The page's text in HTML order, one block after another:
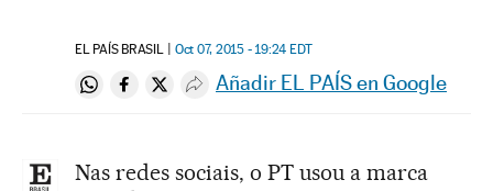
EL PAÍS BRASIL Oct 07, 2015 - 19:24 EDT
Compartir en Whatsapp
Compartir en Facebook
Compartir en Twitter
Desplegar Redes Sociales
Añadir EL PAÍS en Google
Nas redes sociais, o PT usou a marca